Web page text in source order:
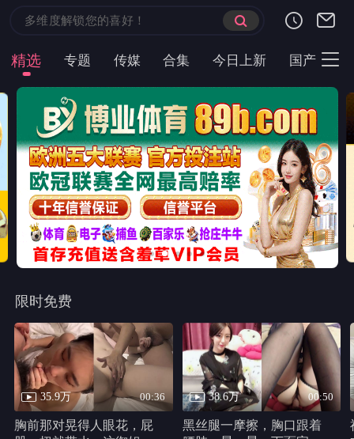
精选 专题 传媒 合集 今日上新 国产
限时免费
35.9万 00:36
胸前那对晃得人眼花，屁
38.6万 00:50
黑丝腿一摩擦，胸口跟着